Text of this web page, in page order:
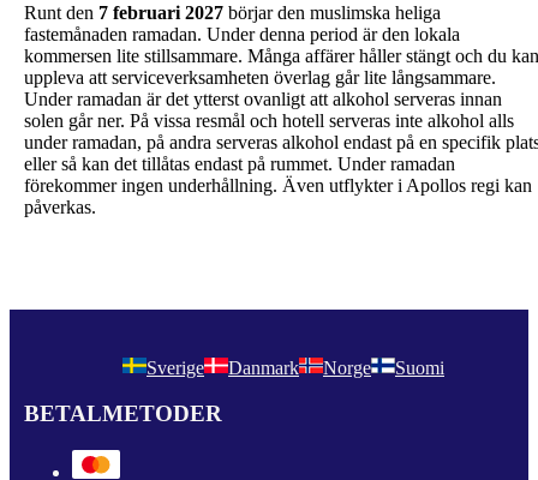
Runt den 7 februari 2027 börjar den muslimska heliga
fastemånaden ramadan. Under denna period är den lokala
kommersen lite stillsammare. Många affärer håller stängt och du kan
uppleva att serviceverksamheten överlag går lite långsammare.
Under ramadan är det ytterst ovanligt att alkohol serveras innan
solen går ner. På vissa resmål och hotell serveras inte alkohol alls
under ramadan, på andra serveras alkohol endast på en specifik
eller så kan det tillåtas endast på rummet. Under ramadan
förekommer ingen underhållning. Även utflykter i Apollos regi kan
påverkas.
Sverige Danmark Norge Suomi
BETALMETODER